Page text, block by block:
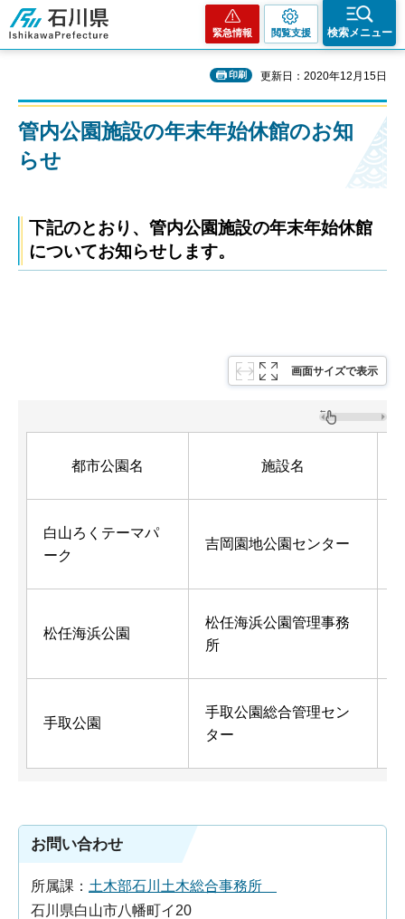
石川県
緊急情報 閲覧支援 検索メニュー
印刷 更新日：2020年12月15日
管内公園施設の年末年始休館のお知
らせ
下記のとおり、管内公園施設の年末年始休館
についてお知らせします。
画面サイズで表示
都市公園名 施設名
白山ろくテーマパ
ーク
吉岡園地公園センター
松任海浜公園
松任海浜公園管理事務
所
手取公園
手取公園総合管理セン
ター
お問い合わせ
所属課： 土木部石川土木総合事務所
石川県白山市八幡町イ20